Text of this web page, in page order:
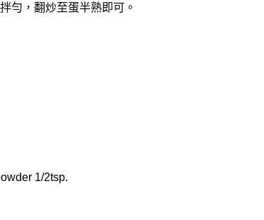
勻，翻炒至蛋半熟即可。
1/2tsp.